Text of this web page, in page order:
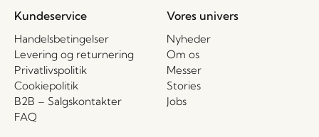
Kundeservice
Handelsbetingelser
Levering og returnering
Privatlivspolitik
Cookiepolitik
B2B – Salgskontakter
FAQ
Vores univers
Nyheder
Om os
Messer
Stories
Jobs